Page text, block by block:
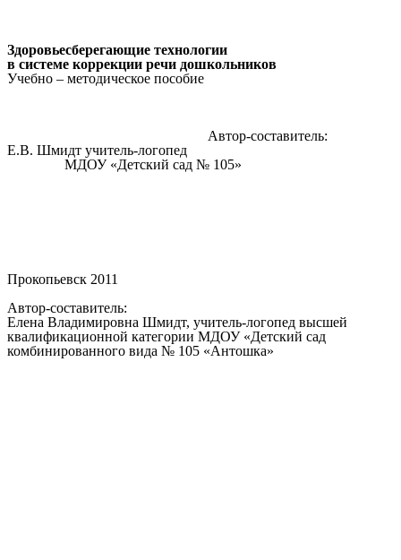
Здоровьесберегающие технологии
в системе коррекции речи дошкольников
Учебно – методическое пособие
Автор-составитель:
Е.В. Шмидт учитель-логопед
МДОУ «Детский сад № 105»
Прокопьевск 2011
Автор-составитель:
Елена Владимировна Шмидт, учитель-логопед высшей
квалификационной категории МДОУ «Детский сад
комбинированного вида № 105 «Антошка»